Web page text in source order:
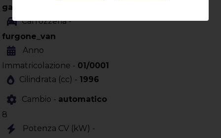
gasolio
Carrozzeria -
furgone_van
Anno
Immatricolazione - 01/0001
Cilindrata (cc) - 1996
Cambio - automatico
8
Potenza CV (kW) -